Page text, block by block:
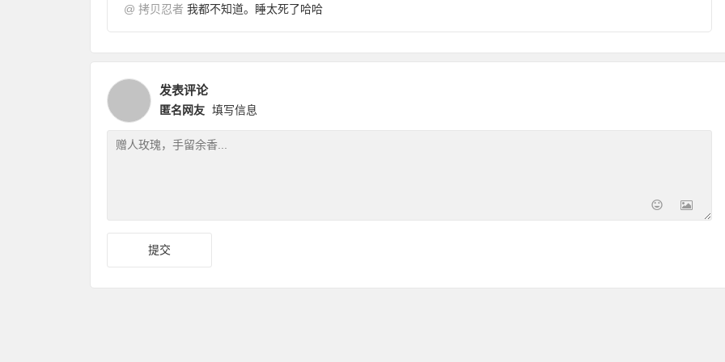
@ 拷贝忍者 我都不知道。睡太死了哈哈
发表评论
匿名网友 填写信息